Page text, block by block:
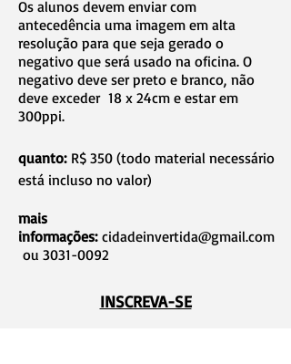
Os alunos devem enviar com
antecedência uma imagem em alta
resolução para que seja gerado o
negativo que será usado na oficina. O
negativo deve ser preto e branco, não
deve exceder 18 x 24cm e estar em
300ppi.
quanto:R$ 350 (todo material necessário
está incluso no valor)
mais
informações: cidadeinvertida@gmail.com
ou 3031-0092
INSCREVA-SE